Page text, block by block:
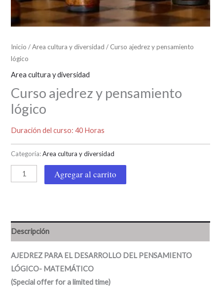
Inicio /Area cultura y diversidad / Curso ajedrez y pensamiento
lógico
Area cultura y diversidad
Curso ajedrez y pensamiento
lógico
Duración del curso: 40 Horas
Categoría:Area cultura y diversidad
Agregar al carrito
Descripción
AJEDREZ PARA EL DESARROLLO DEL PENSAMIENTO
LÓGICO- MATEMÁTICO
(Special offer for a limited time)